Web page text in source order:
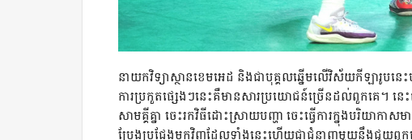
នាយកវិទ្យាស្ថានខេមអេដ និង​ជា​បុគ្គល​ឆ្នើម​លើ​វិស័យ​កីឡា​រូប​
ការ​ប្រកួត​ផ្សេងៗ​នេះ​គឺ​មាន​សារប្រយោជន៍​ច្រើន​ដល់​ពួកគេ។​
សាមគ្គី​គ្នា​ ចេះ​រក​វិធី​ដោះស្រាយ​បញ្ហា​ ចេះ​ធ្វើ​ការ​ក្នុង​បរិយា
ប្រែង​ប្រជែង​មក​វិញ​ដែល​ទាំង​នេះ​ហើយ​ជា​ជំនាញ​មួយ​នឹង​ជួយ​ពួកគ